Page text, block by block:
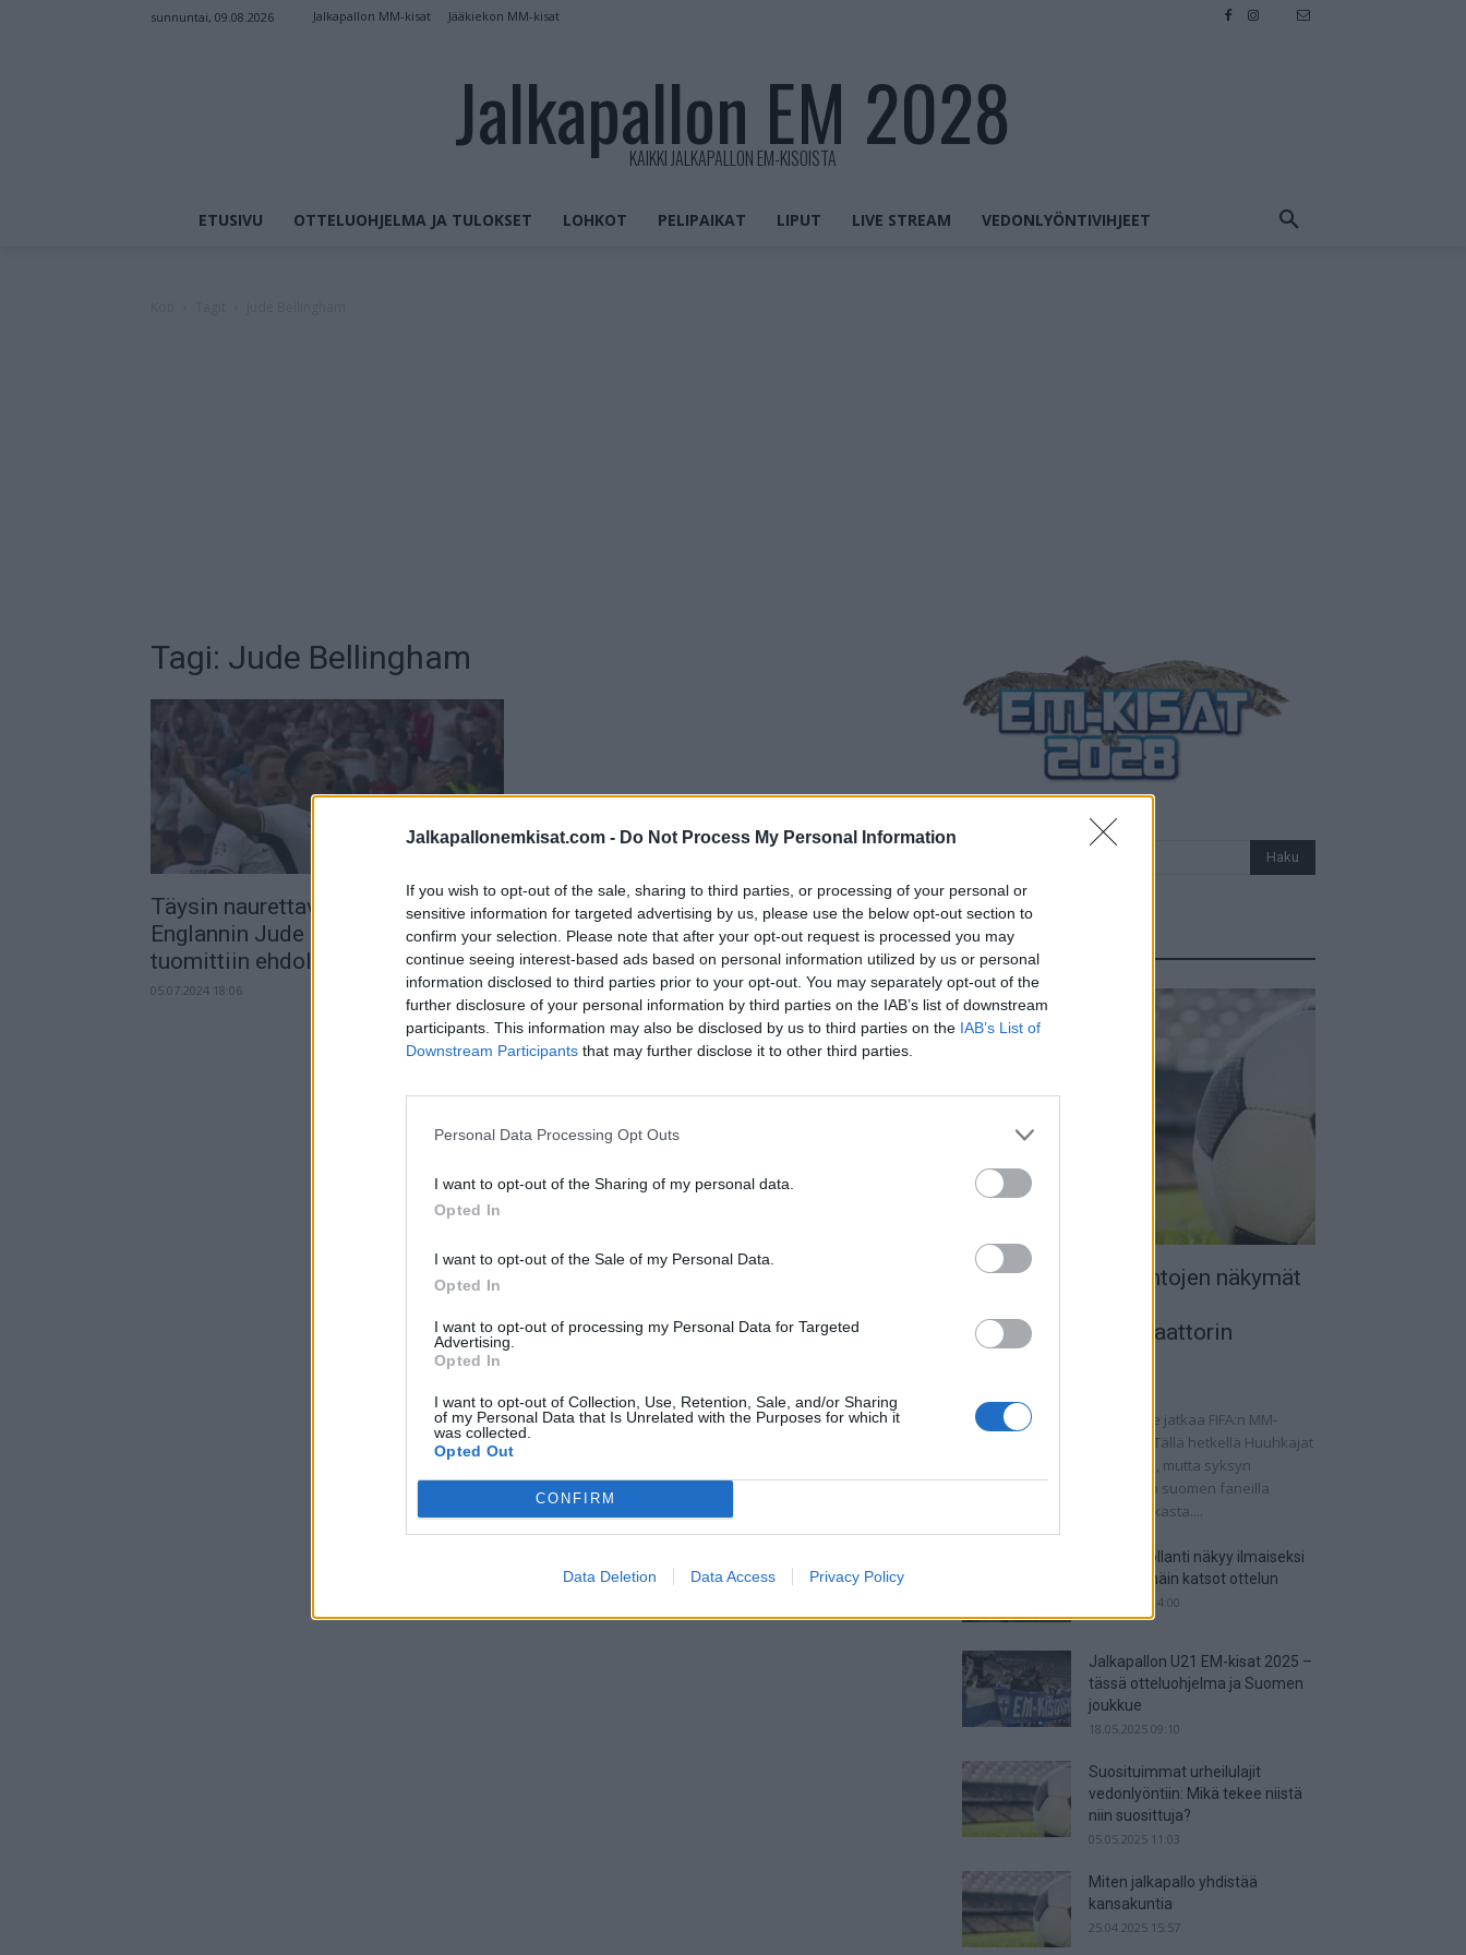
Jalkapallonemkisat.com - Do Not Process My Personal Information
If you wish to opt-out of the sale, sharing to third parties, or processing of your personal or
sensitive information for targeted advertising by us, please use the below opt-out section to
confirm your selection. Please note that after your opt-out request is processed you may
continue seeing interest-based ads based on personal information utilized by us or personal
information disclosed to third parties prior to your opt-out. You may separately opt-out of the
further disclosure of your personal information by third parties on the IAB’s list of downstream
participants. This information may also be disclosed by us to third parties on the IAB’s List of
Downstream Participants that may further disclose it to other third parties.
Personal Data Processing Opt Outs
I want to opt-out of the Sharing of my personal data.
Opted In
I want to opt-out of the Sale of my Personal Data.
Opted In
I want to opt-out of processing my Personal Data for Targeted
Advertising.
Opted In
I want to opt-out of Collection, Use, Retention, Sale, and/or Sharing
of my Personal Data that Is Unrelated with the Purposes for which it
was collected.
Opted Out
CONFIRM
Data Deletion Data Access Privacy Policy
sunnuntai, 09.08.2026 Jalkapallon MM-kisat Jääkiekon MM-kisat
Jalkapallon EM 2028
KAIKKI JALKAPALLON EM-KISOISTA
ETUSIVU OTTELUOHJELMA JA TULOKSET LOHKOT PELIPAIKAT LIPUT LIVE STREAM VEDONLYÖNTIVIHJEET
Tagi: Jude Bellingham
Täysin naurettava ratkaisu –
Englannin Jude Bellingham
tuomittiin ehdolliseen pelikieltoon
05.07.2024 18:06
Uutiset
Suomen MM-karsintojen näkymät
jalkapallokommentaattorin
Suomen miesten maajoukkue jatkaa FIFA:n MM-
karsintoja vaihtelevin ottein. Tällä hetkellä Huuhkajat
ovat kolmantena lohkossaan, mutta syksyn
ratkaisuottelut kertovat, onko suomen faneilla
realistista unelmoida kisapaikasta....
Suomi-Hollanti näkyy ilmaiseksi
TV:stä – näin katsot ottelun
06.06.2025 14:00
Jalkapallon U21 EM-kisat 2025 –
tässä otteluohjelma ja Suomen
joukkue
18.05.2025 09:10
Suosituimmat urheilulajit
vedonlyöntiin: Mikä tekee niistä
niin suosittuja?
05.05.2025 11:03
Miten jalkapallo yhdistää
kansakuntia
25.04.2025 15:57